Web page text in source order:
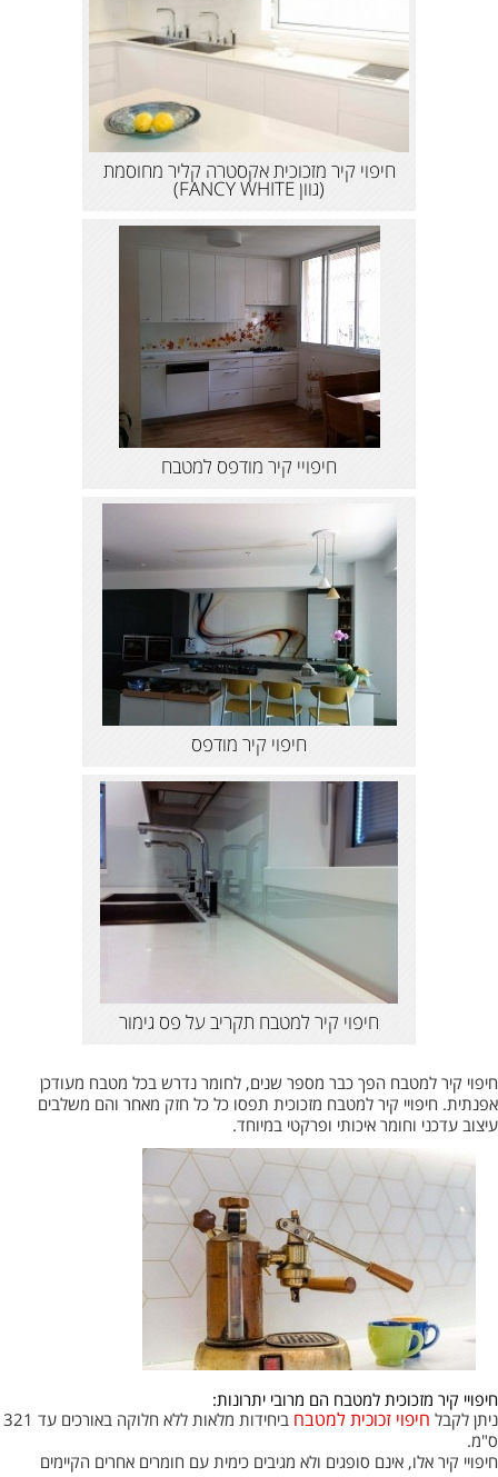
חיפוי קיר מזכוכית אקסטרה קליר מחוסמת
(גוון FANCY WHITE)
חיפויי קיר מודפס למטבח
חיפוי קיר מודפס
חיפוי קיר למטבח תקריב על פס גימור
חיפוי קיר למטבח הפך כבר מספר שנים, לחומר נדרש בכל מטבח מעודכן
אפנתית. חיפויי קיר למטבח מזכוכית תפסו כל כל חזק מאחר והם משלבים
עיצוב עדכני וחומר איכותי ופרקטי במיוחד.
חיפויי קיר מזכוכית למטבח הם מרובי יתרונות:
ניתן לקבל חיפוי זכוכית למטבח
ביחידות מלאות ללא חלוקה באורכים עד 321
ס"מ.
חיפויי קיר אלו, אינם סופגים ולא מגיבים כימית עם חומרים אחרים הקיימים